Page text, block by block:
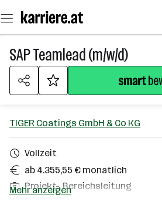
Seiteninhalt
springen
SAP Teamlead (m/w/d)
TIGER Coatings GmbH & Co KG
Vollzeit
ab 4.355,55 € monatlich
Projekt-, Bereichsleitung
Mehr anzeigen